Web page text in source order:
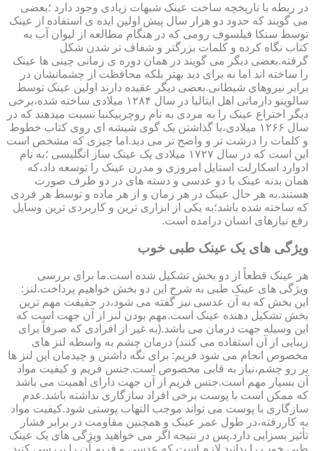
در ربطه با تاریخچه ساخت عینک شبهات زیادی وجود دارد ؛بعضی
می گویند که حدود دو هزار سال پیش اولین ایده ی استفاده از عینک
توسط سنکا فیلسوف رومی که در هنگام مطالعه از لیوان آب به
کتاب نگاه کرده و کلمات بزرگتر و شفاف تر شدن شکل
گرفته.بعضی دیگر می گویند در همان دوره ی زمانی چینی ها عینک
را ساخته اند اما نه برای دید بهتر بلکه محافظت از چشمانشان در
برابر نیروهای شیطانی.بعضی دیگر عقیده دارند اولین عینک توسط
سالوینو دارماتی اهل ایتالیا در سال ۱۲۸۴ میلادی ساخته شده،برخی
دیگر اختراع عینک را به مردی به نام روچربیکنبا نسبت میدهند که در
سال ۱۲۶۶ میلادی،با گذاشتن یک گوی شیشه ای روی کتاب خطوط
و کلمات را درشت تر و واضح تر می دید.اما چیزی که مشخص است
این است که در سال ۱۷۲۷ میلادی یک عینک ساز انگلیسی ؛به نام
ادوارد اسکارلت استایل امروزی و مدرن عینک را توسعه داد،که
همان بدنه عینک با دو عدسی و دسته های در دو طرف صورت
هستند.به هر حال عینک در هر زمان و از هر ماده و توسط هر فردی
که ساخته شده باشد؛به یکی از ابزاری ترین و کاربردی ترین وسایل
رفع نیازهای انسان درامده است.
ویژگی های یک عینک طبی خوب
هر عینک قطعاً از دو بخش تشکیل شده است.ما برای بررسی
ویژگی های عینک طبی به شرح این دو بخش خواهیم پرداخت.لنز:
این بخش که به آن عدسی نیز گفته می شود،در حقیقت مهم ترین
بخش تشکیل دهنده عینک است.مهم بودن لنز از آن جهت است که
این وسیله جهت درمان می باشد.(به غیر از افرادی که صرفاً برای
زیبایی از آن استفاده می کنند) درمان چشم به واسطه لنز های
مخصوص انجام می شود فریم: برای نگه داشتن و چیدمان این لنز ها
بر رو چشم،نیاز به قابی مخصوص است.جنس فریم و کیفیت مواد
آن بسیار مهم است.جنس فریم از آن جهت دارای اهمیت می باشد
که ممکن است با پوست برخی افراد سازگاری نداشته باشد.عدم
سازگاری با پوست می تواند موجب التهاب پوستی شود.کیفیت مواد
به کاررفته،در طول عمر عینک و همچنین مقاومت در برابر فشار
تأثیر بسزایی دارد.پس در نتیجه اگر می خواهید ویژگی های یک عینک